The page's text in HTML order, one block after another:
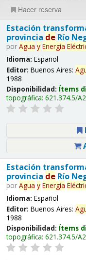
Hacer reserva
Estación
provincia deRío
por Agua y Energía
Idioma: Español
Editor: Buenos Aires:
1988
Disponibilidad: Ítems
topográfica: 621.374.5/
Estación
provincia deRío
por Agua y Energía
Idioma: Español
Editor: Buenos Aires:
1988
Disponibilidad: Ítems
topográfica: 621.374.5/